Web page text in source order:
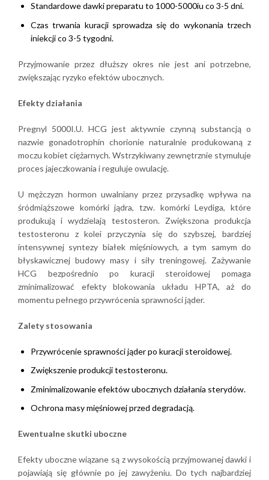
Standardowe dawki preparatu to 1000-5000iu co 3-5 dni.
Czas trwania kuracji sprowadza się do wykonania trzech
iniekcji co 3-5 tygodni.
Przyjmowanie przez dłuższy okres nie jest ani potrzebne,
zwiększając ryzyko efektów ubocznych.
Efekty działania
Pregnyl 5000I.U. HCG jest aktywnie czynną substancją o
nazwie gonadotrophin chorionie naturalnie produkowaną z
moczu kobiet ciężarnych. Wstrzykiwany zewnętrznie stymuluje
proces jajeczkowania i reguluje owulację.
U mężczyzn hormon uwalniany przez przysadkę wpływa na
śródmiąższowe komórki jądra, tzw. komórki Leydiga, które
produkują i wydzielają testosteron. Zwiększona produkcja
testosteronu z kolei przyczynia się do szybszej, bardziej
intensywnej syntezy białek mięśniowych, a tym samym do
błyskawicznej budowy masy i siły treningowej. Zażywanie
HCG bezpośrednio po kuracji steroidowej pomaga
zminimalizować efekty blokowania układu HPTA, aż do
momentu pełnego przywrócenia sprawności jąder.
Zalety stosowania
Przywrócenie sprawności jąder po kuracji steroidowej.
Zwiększenie produkcji testosteronu.
Zminimalizowanie efektów ubocznych działania sterydów.
Ochrona masy mięśniowej przed degradacją.
Ewentualne skutki uboczne
Efekty uboczne wiązane są z wysokością przyjmowanej dawki i
pojawiają się głównie po jej zawyżeniu. Do tych najbardziej